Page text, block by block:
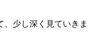
少し深く見ていきま